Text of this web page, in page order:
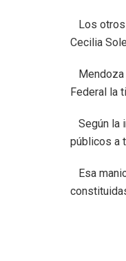
Los otros
Cecilia
Mendoza
Federal la
Según la
públicos a
Esa